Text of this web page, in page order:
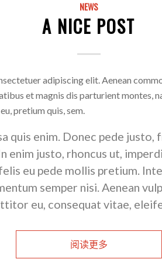
NEWS
A NICE POST
adipiscing elit. Aenean
et magnis dis parturient montes,
pretium quis, sem.
quis enim. Donec pede justo,
enim justo, rhoncus ut,
eu pede mollis pretium.
semper nisi. Aenean
eu, consequat vitae,
阅读更多